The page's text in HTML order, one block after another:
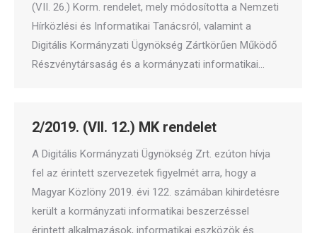
(VII. 26.) Korm. rendelet, mely módosította a Nemzeti
Hírközlési és Informatikai Tanácsról, valamint a
Digitális Kormányzati Ügynökség Zártkörűen Működő
Részvénytársaság és a kormányzati informatikai…
2/2019. (VII. 12.) MK rendelet
A Digitális Kormányzati Ügynökség Zrt. ezúton hívja
fel az érintett szervezetek figyelmét arra, hogy a
Magyar Közlöny 2019. évi 122. számában kihirdetésre
került a kormányzati informatikai beszerzéssel
érintett alkalmazások, informatikai eszközök és